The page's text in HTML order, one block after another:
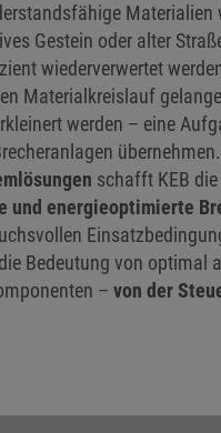
Materialien
Gestein oder alter
wiederverwertet
Materialkreislauf
werden – eine
schafft KEB
und energieoptimierte
Bedeutung von optimal
– von der